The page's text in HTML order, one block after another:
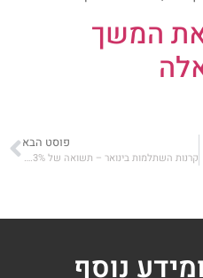
המשך
פוסט הבא
קרנות השתלמות בינואר – תשואה של 2.3% במסלול הכללי; תשואה של 4.5% במנייתי
נוסף